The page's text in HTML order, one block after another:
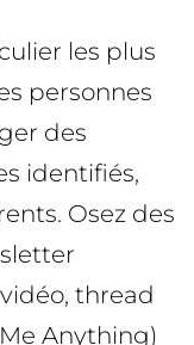
les plus
personnes
des
identifiés,
Osez des
thread
Anything)